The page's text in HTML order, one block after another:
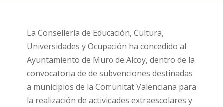
La Consellería de Educación, Cultura,
Universidades y Ocupación ha concedido al
Ayuntamiento de Muro de Alcoy, dentro de la
convocatoria de de subvenciones destinadas
a municipios de la Comunitat Valenciana para
la realización de actividades extraescolares y